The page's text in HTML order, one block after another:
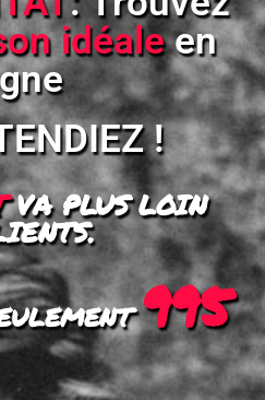
idéaleen
!
VA PLUS LOIN
995